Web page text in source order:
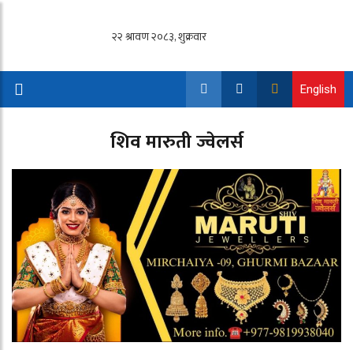
English
शिव मारुती ज्वेलर्स